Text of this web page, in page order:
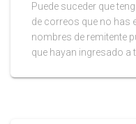
Puede suceder que
de correos que no has
nombres de remitente
que hayan ingresado a